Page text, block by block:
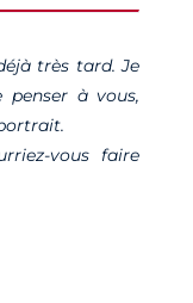
très tard. Je
penser à vous,
vous faire